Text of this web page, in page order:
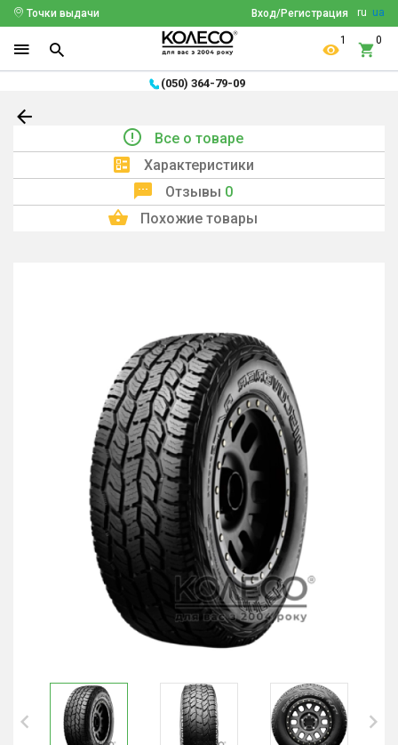
ru ua
Вход/Регистрация
Точки выдачи
1 0
(050) 364-79-09
Все о товаре
Характеристики
Отзывы 0
Похожие товары